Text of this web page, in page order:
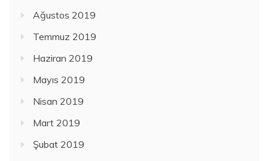
Ağustos 2019
Temmuz 2019
Haziran 2019
Mayıs 2019
Nisan 2019
Mart 2019
Şubat 2019